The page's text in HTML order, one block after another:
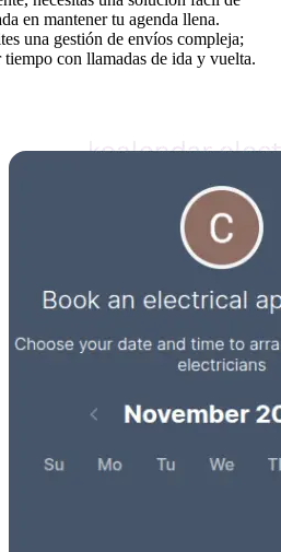
en mantener tu agenda llena.
una gestión de envíos compleja;
tiempo con llamadas de ida y vuelta.